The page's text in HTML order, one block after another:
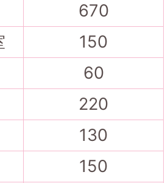
670
150
60
220
130
150